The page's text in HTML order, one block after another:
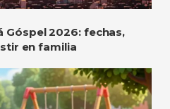
2026: fechas,
en familia